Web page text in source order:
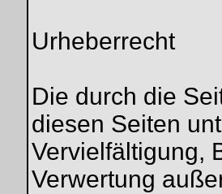
Urheberrecht
Die durch die
diesen Seiten
Vervielfältigung,
Verwertung